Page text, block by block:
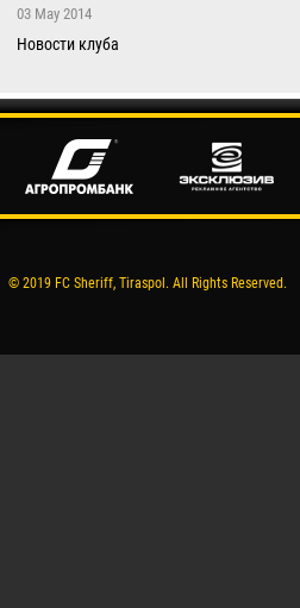
03 May 2014
Новости клуба
© 2019 FC Sheriff, Tiraspol. All Rights Reserved.